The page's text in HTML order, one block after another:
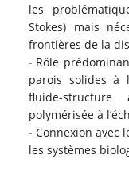
les
Stokes) mais
frontières de la
Rôle
parois solides à
fluide-
polymérisée à
Connexion avec
les systèmes